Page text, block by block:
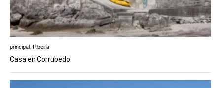
principal, Ribeira
Casa en Corrubedo